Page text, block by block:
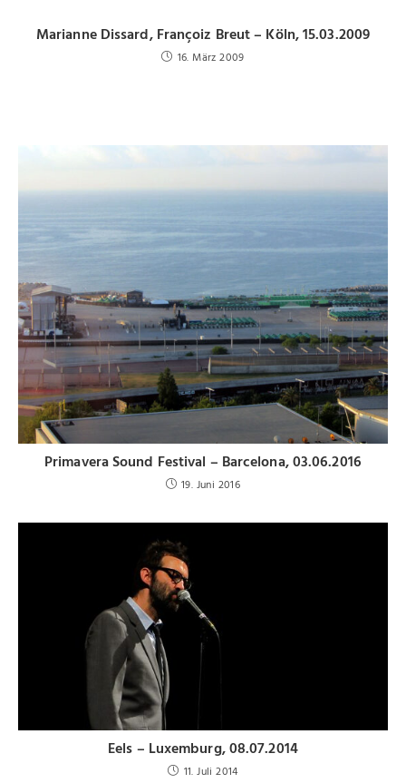
Marianne Dissard, Françoiz Breut – Köln, 15.03.2009
16. März 2009
Primavera Sound Festival – Barcelona, 03.06.2016
19. Juni 2016
Eels – Luxemburg, 08.07.2014
11. Juli 2014